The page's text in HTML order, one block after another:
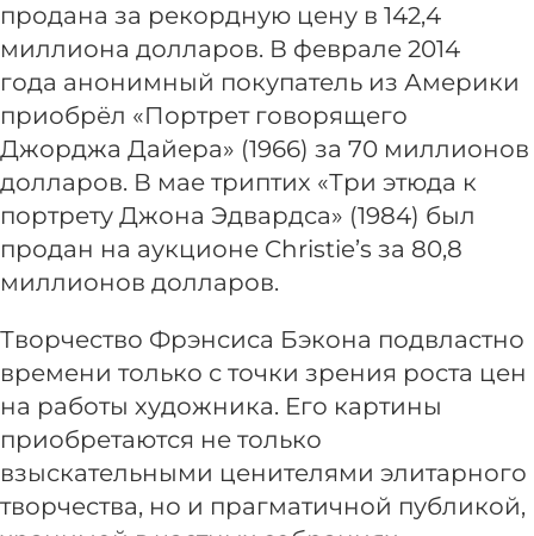
продана за рекордную цену в 142,4
миллиона долларов. В феврале 2014
года анонимный покупатель из Америки
приобрёл «Портрет говорящего
Джорджа Дайера» (1966) за 70 миллионов
долларов. В мае триптих «Три этюда к
портрету Джона Эдвардса» (1984) был
продан на аукционе Christie’s за 80,8
миллионов долларов.
Творчество Фрэнсиса Бэкона подвластно
времени только с точки зрения роста цен
на работы художника. Его картины
приобретаются не только
взыскательными ценителями элитарного
творчества, но и прагматичной публикой,